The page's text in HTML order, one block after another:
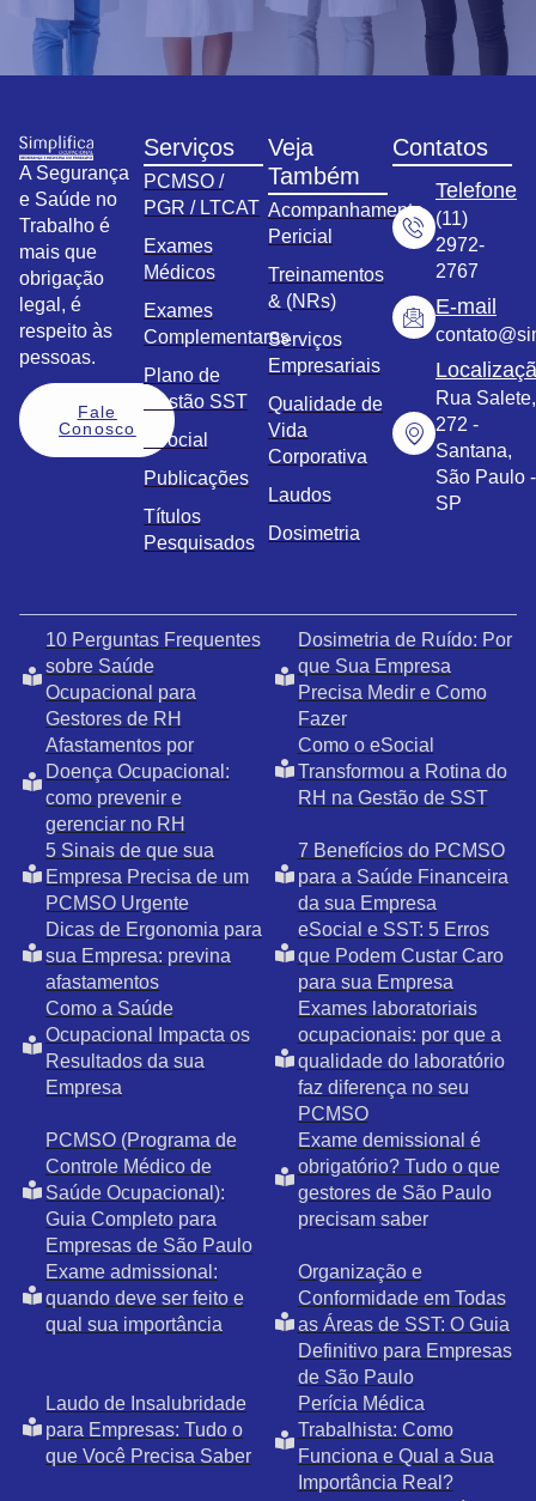
A Segurança
e Saúde no
Trabalho é
mais que
obrigação
legal, é
respeito às
pessoas.
Fale
Conosco
Serviços
PCMSO /
PGR / LTCAT
Exames
Médicos
Exames
Complementares
Plano de
Gestão SST
eSocial
Publicações
Títulos
Pesquisados
Veja
Também
Acompanhamento
Pericial
Treinamentos
& (NRs)
Serviços
Empresariais
Qualidade de
Vida
Corporativa
Laudos
Dosimetria
Contatos
Telefone
(11)
2972-
2767
E-mail
Rua Salete,
272 -
Santana,
São Paulo -
SP
10 Perguntas Frequentes
sobre Saúde
Ocupacional para
Gestores de RH
Dosimetria de Ruído: Por
que Sua Empresa
Precisa Medir e Como
Fazer
Afastamentos por
Doença Ocupacional:
como prevenir e
gerenciar no RH
Como o eSocial
Transformou a Rotina do
RH na Gestão de SST
5 Sinais de que sua
Empresa Precisa de um
PCMSO Urgente
7 Benefícios do PCMSO
para a Saúde Financeira
da sua Empresa
Dicas de Ergonomia para
sua Empresa: previna
afastamentos
eSocial e SST: 5 Erros
que Podem Custar Caro
para sua Empresa
Como a Saúde
Ocupacional Impacta os
Resultados da sua
Empresa
Exames laboratoriais
ocupacionais: por que a
qualidade do laboratório
faz diferença no seu
PCMSO
PCMSO (Programa de
Controle Médico de
Saúde Ocupacional):
Guia Completo para
Empresas de São Paulo
Exame demissional é
obrigatório? Tudo o que
gestores de São Paulo
precisam saber
Exame admissional:
quando deve ser feito e
qual sua importância
Organização e
Conformidade em Todas
as Áreas de SST: O Guia
Definitivo para Empresas
de São Paulo
Laudo de Insalubridade
para Empresas: Tudo o
que Você Precisa Saber
Perícia Médica
Trabalhista: Como
Funciona e Qual a Sua
Importância Real?